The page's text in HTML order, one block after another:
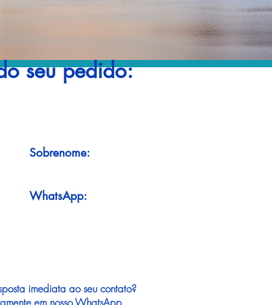
seu pedido:
Sobrenome:
WhatsApp:
imediata ao seu contato?